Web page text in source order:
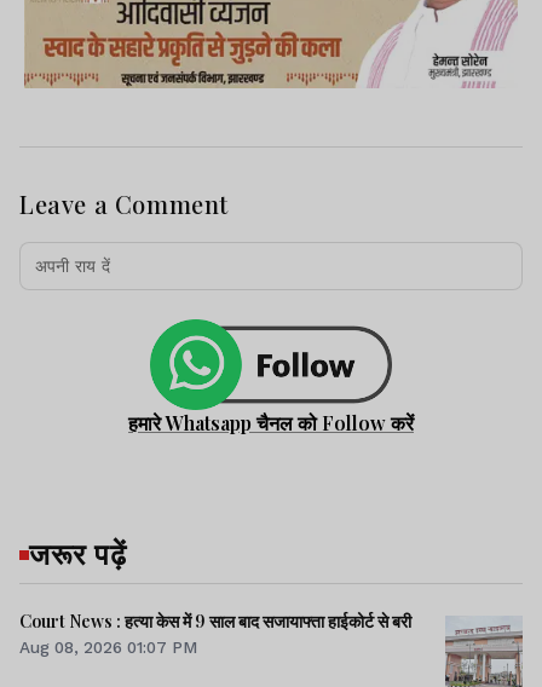
Leave a Comment
हमारे Whatsapp चैनल को Follow करें
जरूर पढ़ें
Court News : हत्या केस में 9 साल बाद सजायाफ्ता हाईकोर्ट से बरी
Aug 08, 2026 01:07 PM